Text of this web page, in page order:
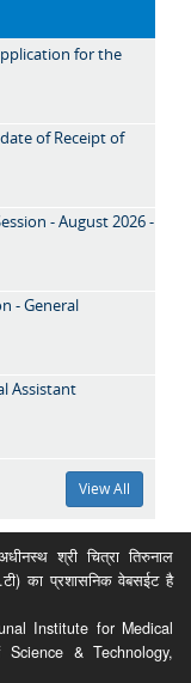
for the
of Receipt of
- August 2026 -
- General
Assistant
View All
श्री चित्रा तिरुनाल
का प्रशासनिक वेबसईट है
Institute for Medical
& Technology,